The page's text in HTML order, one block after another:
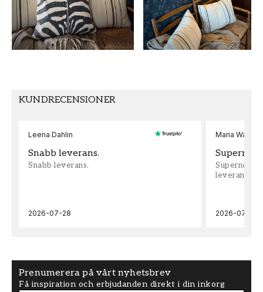
Blommig Cottage core ii
FÄRG
Blå
MÖNSTER HÖJD (cm)
25
KUNDRECENSIONER
Leena Dahlin
Snabb leverans.
Snabb leverans.
2026-07-28
Maria
leveran,
2026-07-22
Prenumerera på vårt nyhetsbrev
Få inspiration och erbjudanden direkt i din inkorg